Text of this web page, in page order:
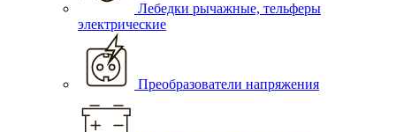
Лебедки рычажные, тельферы
электрические
Преобразователи напряжения